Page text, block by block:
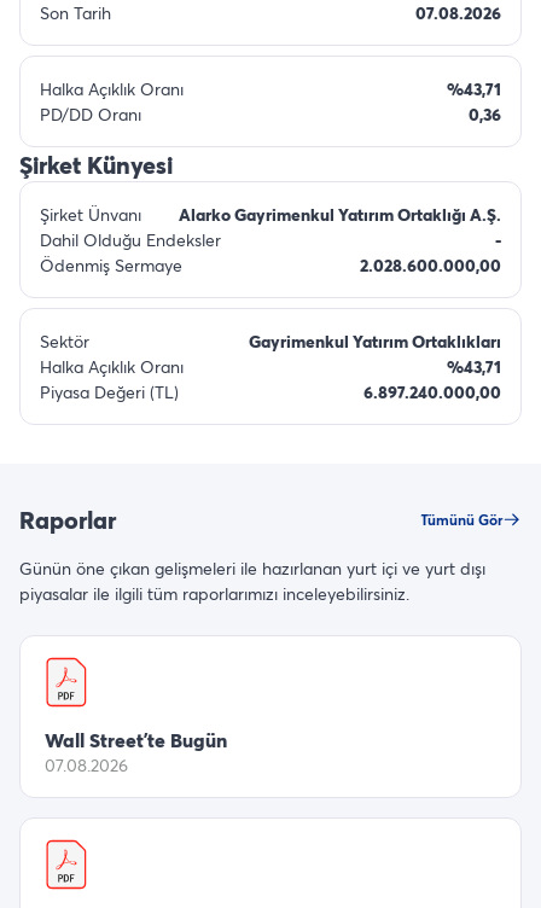
Son Tarih
07.08.2026
Halka Açıklık Oranı
%43,71
PD/DD Oranı
0,36
Şirket Künyesi
Şirket Ünvanı
Alarko Gayrimenkul Yatırım Ortaklığı A.Ş.
Dahil Olduğu Endeksler
-
Ödenmiş Sermaye
2.028.600.000,00
Sektör
Gayrimenkul Yatırım Ortaklıkları
Halka Açıklık Oranı
%43,71
Piyasa Değeri (TL)
6.897.240.000,00
Raporlar Tümünü Gör
Günün öne çıkan gelişmeleri ile hazırlanan yurt içi ve yurt dışı
piyasalar ile ilgili tüm raporlarımızı inceleyebilirsiniz.
Wall Street’te Bugün
07.08.2026